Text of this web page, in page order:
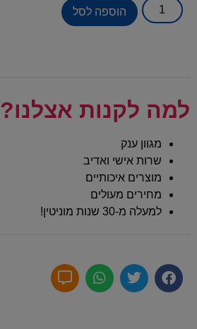
הוספה לסל
למה לקנות אצלנו?
מגוון ענק
שרות אישי ואדיב
מוצרים איכותיים
מחירים מעולים
למעלה מ-30 שנות מוניטין!